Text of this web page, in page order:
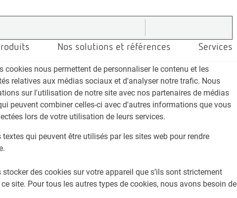
Nos solutions et références Services
cookies nous permettent de personnaliser le contenu et les
relatives aux médias sociaux et d'analyser notre trafic. Nous
sur l'utilisation de notre site avec nos partenaires de médias
peuvent combiner celles-ci avec d'autres informations que vous
lors de votre utilisation de leurs services.
qui peuvent être utilisés par les sites web pour rendre
des cookies sur votre appareil que s’ils sont strictement
site. Pour tous les autres types de cookies, nous avons besoin de